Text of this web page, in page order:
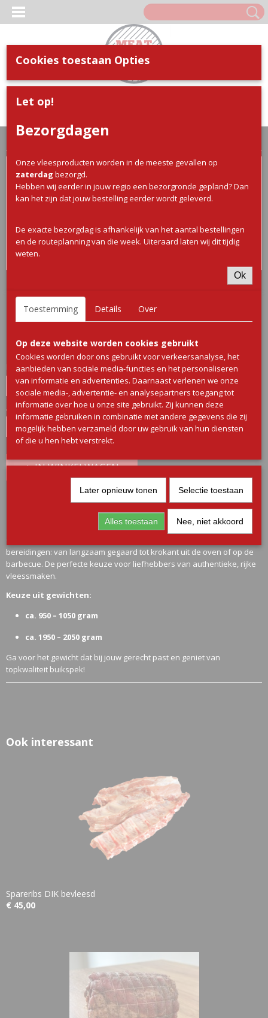
Inloggen
Home>Webshop>Varkens Vlees
Buikspek 1/1,3
€ 12,55
Op voorraad
Naamloze set
Aantal
IN WINKELWAGEN
Omschrijving
bereidingen: van langzaam gegaard tot krokant uit de oven of op de
barbecue. De perfecte keuze voor liefhebbers van authentieke, rijke
vleessmaken.
Keuze uit gewichten:
ca. 950 – 1050 gram
ca. 1950 – 2050 gram
Ga voor het gewicht dat bij jouw gerecht past en geniet van
topkwaliteit buikspek!
Ook interessant
Spareribs DIK bevleesd
€ 45,00
Cookies toestaan Opties
Let op!
Bezorgdagen
Onze vleesproducten worden in de meeste gevallen op
zaterdag bezorgd.
Hebben wij eerder in jouw regio een bezorgronde gepland? Dan
kan het zijn dat jouw bestelling eerder wordt geleverd.
De exacte bezorgdag is afhankelijk van het aantal bestellingen
en de routeplanning van die week. Uiteraard laten wij dit tijdig
weten.
Ok
Toestemming Details Over
Op deze website worden cookies gebruikt
Cookies worden door ons gebruikt voor verkeersanalyse, het
aanbieden van sociale media-functies en het personaliseren
van informatie en advertenties. Daarnaast verlenen we onze
sociale media-, advertentie- en analysepartners toegang tot
informatie over hoe u onze site gebruikt. Zij kunnen deze
informatie gebruiken in combinatie met andere gegevens die zij
mogelijk hebben verzameld door uw gebruik van hun diensten
of die u hen hebt verstrekt.
Later opnieuw tonen Selectie toestaan
Alles toestaan Nee, niet akkoord